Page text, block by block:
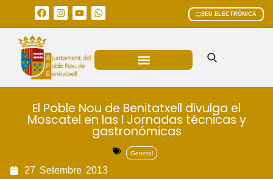
SEU ELECTRÒNICA
El Poble Nou de Benitatxell divulga el
Moscatel en las I Jornadas técnicas y
gastronómicas
General
27 Setembre 2013